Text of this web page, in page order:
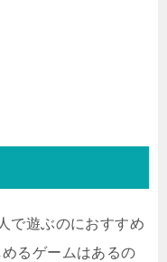
で遊ぶのにおすすめ
るゲームはあるの